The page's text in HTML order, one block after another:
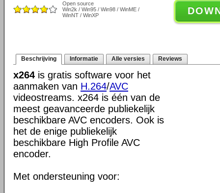
Open source
Win2k / Win95 / Win98 / WinME /
WinNT / WinXP
Beschrijving Informatie Alle versies Reviews
x264 is gratis software voor het
aanmaken van H.264/AVC
videostreams. x264 is één van de
meest geavanceerde publiekelijk
beschikbare AVC encoders. Ook is
het de enige publiekelijk
beschikbare High Profile AVC
encoder.
Met ondersteuning voor: